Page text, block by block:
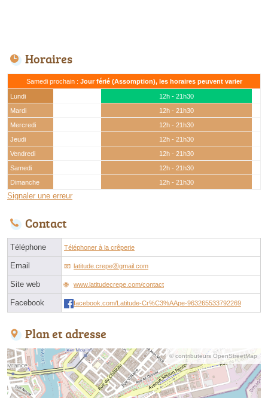
Horaires
Samedi prochain : Jour férié (Assomption), les horaires peuvent varier
Lundi
12h - 21h30
Mardi
12h - 21h30
Mercredi
12h - 21h30
Jeudi
12h - 21h30
Vendredi
12h - 21h30
Samedi
12h - 21h30
Dimanche
12h - 21h30
Signaler une erreur
Contact
Téléphone Téléphoner à la crêperie
Email latitude.crepeⓐgmail.com
Site web www.latitudecrepe.com/contact
Facebook facebook.com/Latitude-Cr%C3%AApe-963265533792269
Plan et adresse
© contributeurs OpenStreetMap